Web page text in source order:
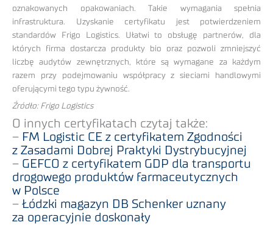
oznakowanych opakowaniach. Takie wymagania spełnia
infrastruktura. Uzyskanie certyfikatu jest potwierdzeniem
standardów Frigo Logistics. Ułatwi to obsługę partnerów, dla
których firma dostarcza produkty bio oraz pozwoli zmniejszyć
liczbę audytów zewnętrznych, które są wymagane za każdym
razem przy podejmowaniu współpracy z sieciami handlowymi
oferującymi tego typu żywność.
Źródło: Frigo Logistics
O innych certyfikatach czytaj także:
– FM Logistic CE z certyfikatem Zgodności
z Zasadami Dobrej Praktyki Dystrybucyjnej
– GEFCO z certyfikatem GDP dla transportu
drogowego produktów farmaceutycznych
w Polsce
– Łódzki magazyn DB Schenker uznany
za operacyjnie doskonały